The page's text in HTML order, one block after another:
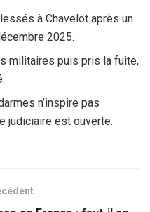
à Chavelot après un
2025.
militaires puis pris la fuite,
n’inspire pas
judiciaire est ouverte.